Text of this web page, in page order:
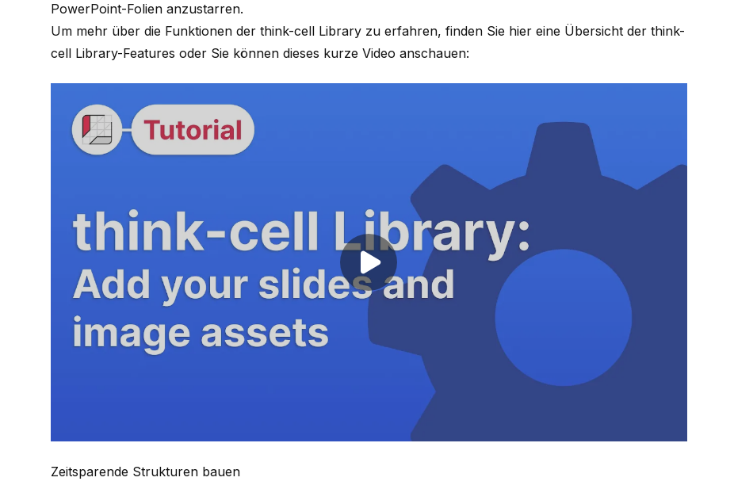
PowerPoint-Folien anzustarren.
Um mehr über die Funktionen der think-cell Library zu erfahren, finden Sie hier eine Übersicht der think-
cell Library-Features oder Sie können dieses kurze Video anschauen:
Play video
Zeitsparende Strukturen bauen